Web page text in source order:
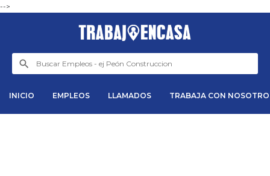
-->
INICIO EMPLEOS LLAMADOS TRABAJA CON